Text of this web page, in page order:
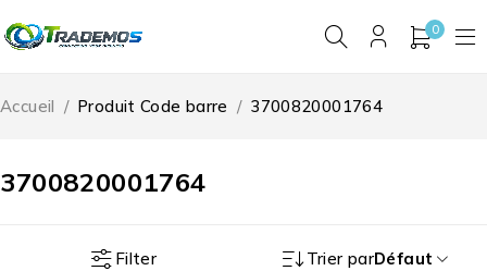
0
3700820001764
Accueil / Produit Code barre / 3700820001764
Filter Trier parDéfaut